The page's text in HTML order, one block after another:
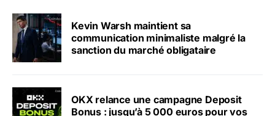
Kevin Warsh maintient sa
communication minimaliste malgré la
sanction du marché obligataire
OKX relance une campagne Deposit
Bonus : jusqu’à 5 000 euros pour vos